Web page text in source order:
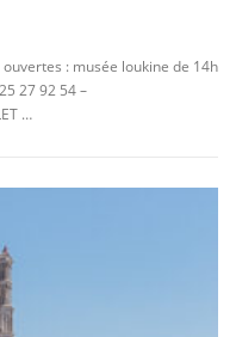
ouvertes : musée loukine de 14h
27 92 54 –
…